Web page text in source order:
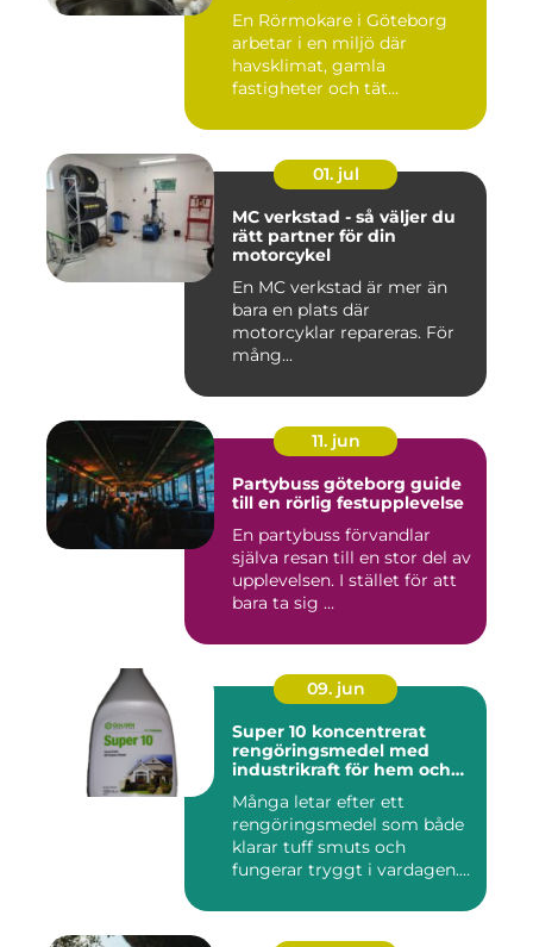
En Rörmokare i Göteborg
arbetar i en miljö där
havsklimat, gamla
fastigheter och tät
01. jul
MC verkstad - så väljer du
rätt partner för din
motorcykel
En MC verkstad är mer än
bara en plats där
motorcyklar repareras. För
mång...
11. jun
Partybuss göteborg guide
till en rörlig festupplevelse
En partybuss förvandlar
själva resan till en stor del av
upplevelsen. I stället för att
bara ta sig ...
09. jun
Super 10 koncentrerat
rengöringsmedel med
industrikraft för hem och
Många letar efter ett
rengöringsmedel som både
klarar tuff smuts och
fungerar tryggt i vardagen.